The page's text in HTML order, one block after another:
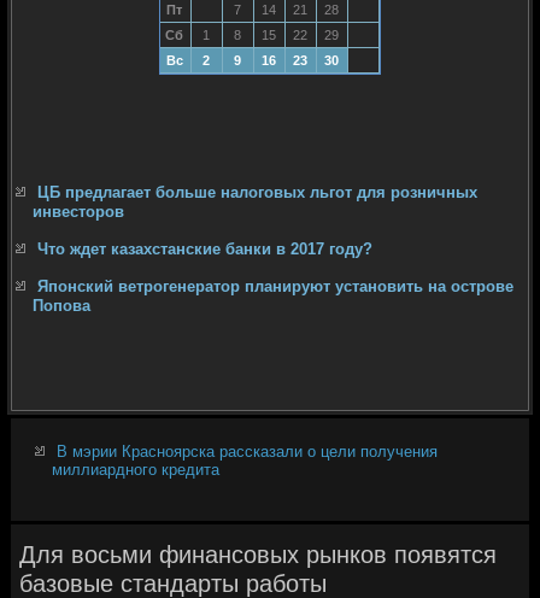
Пт
7 14 21
28
Сб
1 8 15 22
29
Вс
2 9 16 23 30
ЦБ предлагает больше налоговых льгот для розничных
инвесторов
Что ждет казахстанские банки в 2017 году?
Японский ветрогенератор планируют установить на острове
Попова
В мэрии Красноярска рассказали о цели получения
миллиардного кредита
Для восьми финансовых рынков появятся
базовые стандарты работы